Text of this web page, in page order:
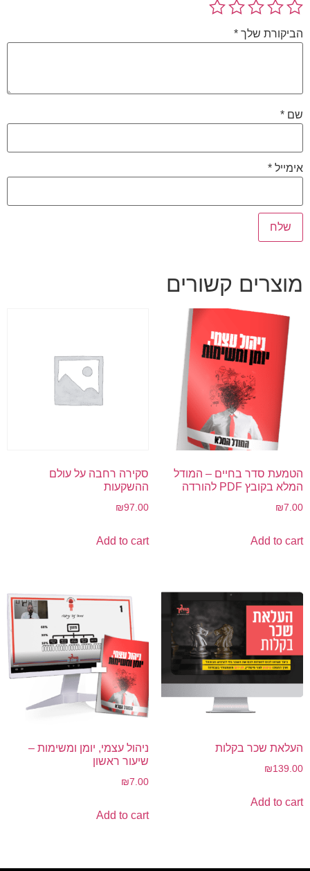
הביקורת שלך *
שם *
אימייל *
מוצרים קשורים
הטמעת סדר בחיים – המודל
המלא בקובץ PDF להורדה
₪7.00
Add to cart
סקירה רחבה על עולם
ההשקעות
₪97.00
Add to cart
העלאת שכר בקלות
₪139.00
Add to cart
ניהול עצמי, יומן ומשימות –
שיעור ראשון
₪7.00
Add to cart